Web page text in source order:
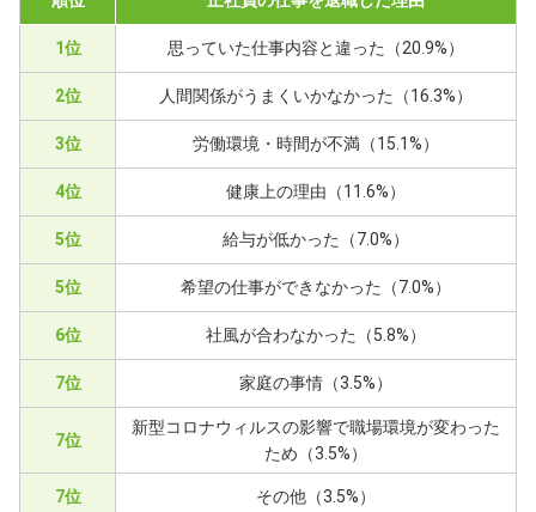
1位 思っていた仕事内容と違った（20.9%）
2位 人間関係がうまくいかなかった（16.3%）
3位 労働環境・時間が不満（15.1%）
4位 健康上の理由（11.6%）
5位 給与が低かった（7.0%）
5位 希望の仕事ができなかった（7.0%）
6位 社風が合わなかった（5.8%）
7位 家庭の事情（3.5%）
7位
新型コロナウィルスの影響で職場環境が変わった
ため（3.5%）
7位 その他（3.5%）